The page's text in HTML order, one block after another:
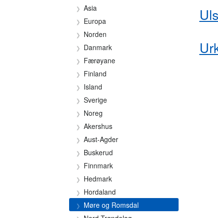
Asia
Europa
Norden
Danmark
Færøyane
Finland
Island
Sverige
Noreg
Akershus
Aust-Agder
Buskerud
Finnmark
Hedmark
Hordaland
Møre og Romsdal